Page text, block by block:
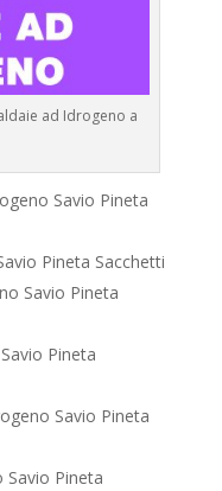
ad Idrogeno a
Savio Pineta
Pineta Sacchetti
Savio Pineta
Pineta
Savio Pineta
Savio Pineta